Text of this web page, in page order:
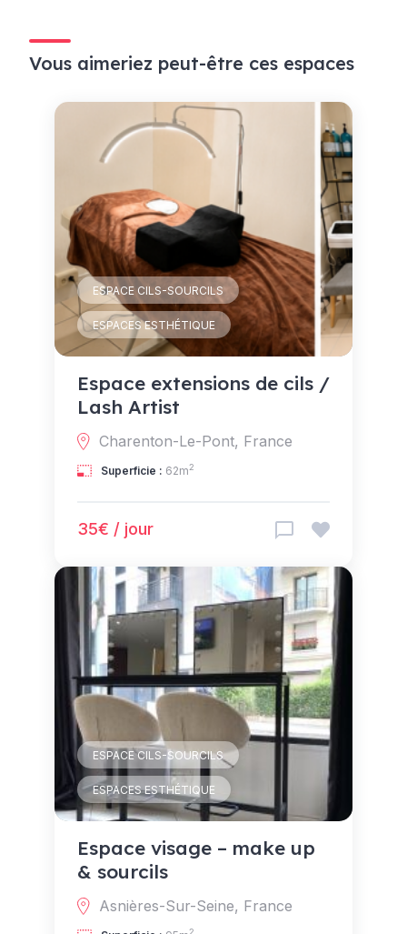
Vous aimeriez peut-être ces espaces
ESPACE CILS-SOURCILS
ESPACES ESTHÉTIQUE
Espace extensions de cils /
Lash Artist
Charenton-Le-Pont, France
Superficie : 62m2
35€ / jour
ESPACE CILS-SOURCILS
ESPACES ESTHÉTIQUE
Espace visage – make up
& sourcils
Asnières-Sur-Seine, France
2